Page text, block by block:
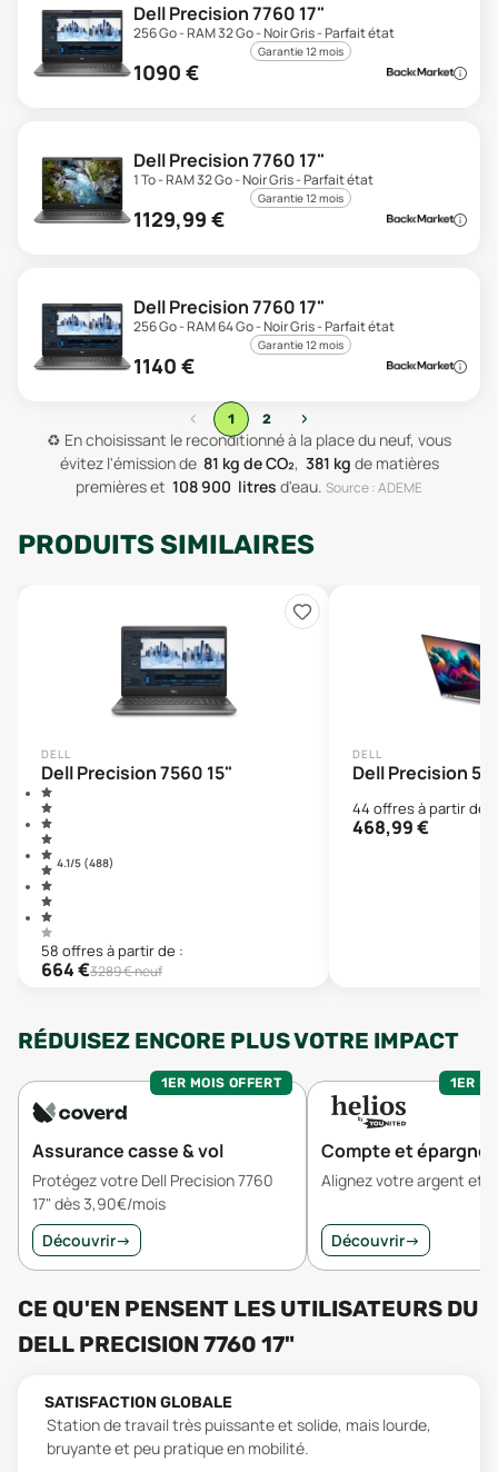
Dell Precision 7760 17"
256 Go - RAM 32 Go - Noir Gris - Parfait état
Garantie 12 mois
1090 €
Dell Precision 7760 17"
1 To - RAM 32 Go - Noir Gris - Parfait état
Garantie 12 mois
1129,99 €
Dell Precision 7760 17"
256 Go - RAM 64 Go - Noir Gris - Parfait état
Garantie 12 mois
1140 €
‹ 1 2
›
♻️ En choisissant le reconditionné à la place du neuf, vous
évitez l'émission de 81 kg de CO₂, 381 kg de matières
premièreset 108 900 litres d'eau. Source : ADEME
PRODUITS SIMILAIRES
DELL
Dell Precision 7560 15"
4.1/5 (488)
58 offresà partir de :
664€3289€ neuf
DELL
Dell Precision
44 offresà partir de :
468,99€
RÉDUISEZ ENCORE PLUS VOTRE IMPACT
1ER MOIS OFFERT
Assurance casse & vol
Protégez votre Dell Precision 7760
17" dès 3,90€/mois
Découvrir→
1ER
Compte et épargne
Alignez votre argent et
Découvrir→
CE QU'EN PENSENT LES UTILISATEURS DU
DELL PRECISION 7760 17"
SATISFACTION GLOBALE
Station de travail très puissante et solide, mais lourde,
bruyante et peu pratique en mobilité.